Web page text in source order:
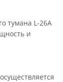
тумана L-26A
и